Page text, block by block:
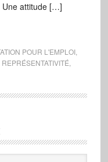
Une attitude […]
POUR L'EMPLOI,
REPRÉSENTATIVITÉ